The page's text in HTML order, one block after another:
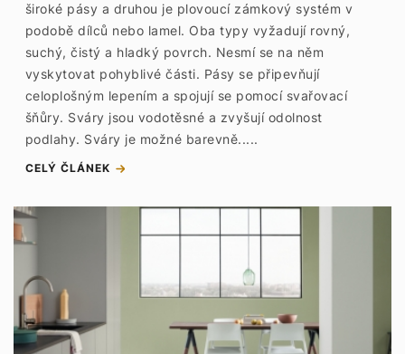
široké pásy a druhou je plovoucí zámkový systém v
podobě dílců nebo lamel. Oba typy vyžadují rovný,
suchý, čistý a hladký povrch. Nesmí se na něm
vyskytovat pohyblivé části. Pásy se připevňují
celoplošným lepením a spojují se pomocí svařovací
šňůry. Sváry jsou vodotěsné a zvyšují odolnost
podlahy. Sváry je možné barevně.....
CELÝ ČLÁNEK